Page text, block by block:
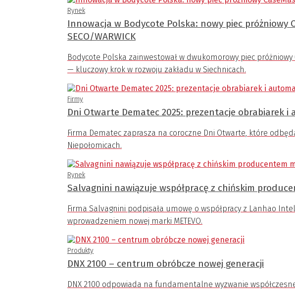
Rynek
Innowacja w Bodycote Polska: nowy piec próżniowy
SECO/WARWICK
Bodycote Polska zainwestował w dwukomorowy piec próżniowy
— kluczowy krok w rozwoju zakładu w Siechnicach.
Firmy
Dni Otwarte Dematec 2025: prezentacje obrabiarek i
Firma Dematec zaprasza na coroczne Dni Otwarte, które
Niepołomicach.
Rynek
Salvagnini nawiązuje współpracę z chińskim
Firma Salvagnini podpisała umowę o współpracy z Lanhao
wprowadzeniem nowej marki METEVO.
Produkty
DNX 2100 – centrum obróbcze nowej generacji
DNX 2100 odpowiada na fundamentalne wyzwanie